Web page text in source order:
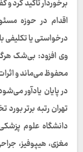
برخوردار تاکید کرد
اقدام در حوزه
درخواستی یا تکلیفی
وی افزود: بی‌شک
محفوظ می‌ماند و
در پایان یادآور
تهران رتبه برتر
دانشگاه علوم